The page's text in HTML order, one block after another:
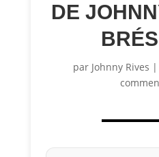
DE
par Johnny Rives |